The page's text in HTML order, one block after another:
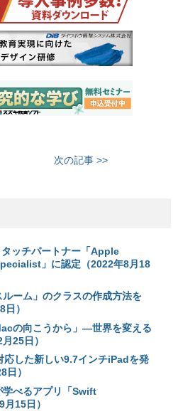
次の記事 >>
ッチパートナー「Apple
」に認定（2022年8月18
ーム」のクラスの作成方法を
）
の向こうから」―世界を変える
25日）
した新しい9.7インチiPadを発
日）
べるアプリ「Swift
15日）